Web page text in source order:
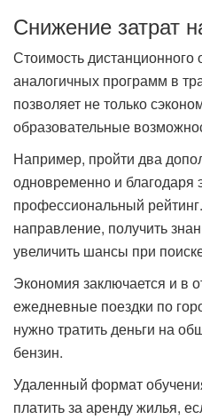
Снижение затрат
Стоимость дистанционного
аналогичных программ в
позволяет не только
образовательные
Например, пройти два
одновременно и благодаря
профессиональный
направление, получить
увеличить шансы при
Экономия заключается и в
ежедневные поездки по
нужно тратить деньги на
бензин.
Удаленный формат
платить за аренду жилья,